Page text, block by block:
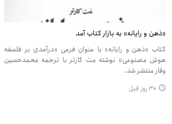
«ذهن و رایانه» به بازار کتاب آمد
کتاب «ذهن و رایانه» با عنوان فرعی «درآمدی بر فلسفه
هوش مصنوعی» نوشته مت کارتر با ترجمه محمدحسین
وقار منتشر شد.
۳۰ روز قبل